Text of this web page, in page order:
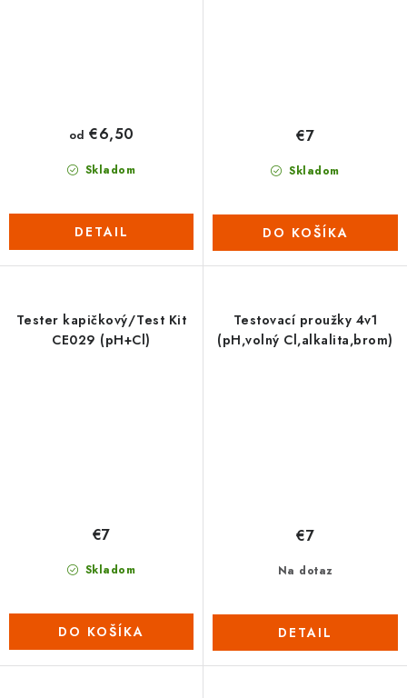
Skladom
od €6,50
DETAIL
Skladom
€7
DO KOŠÍKA
Tester kapičkový/Test Kit
CE029 (pH+Cl)
Skladom
€7
DO KOŠÍKA
Testovací proužky 4v1
(pH,volný Cl,alkalita,brom)
Na dotaz
€7
DETAIL